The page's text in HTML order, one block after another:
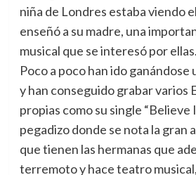
niña de Londres estaba viendo
enseñó a su madre, una
musical que se interesó por ellas.
Poco a poco han ido ganándose
y han conseguido grabar varios
propias como su single “Believe
pegadizo donde se nota la gran
que tienen las hermanas que
terremoto y hace teatro